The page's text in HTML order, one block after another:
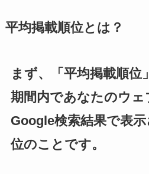
平均掲載順位とは？
まず、「平均掲載順位
期間内であなたのウ
Google検索結果で表
位のことです。